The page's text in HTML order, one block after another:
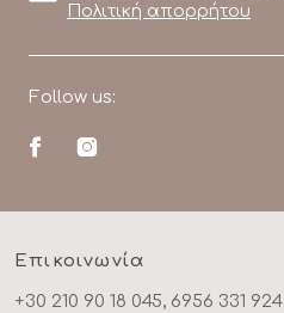
Πολιτική απορρήτου
Follow us:
Επικοινωνία
+30 210 90 18 045, 6956 331 924